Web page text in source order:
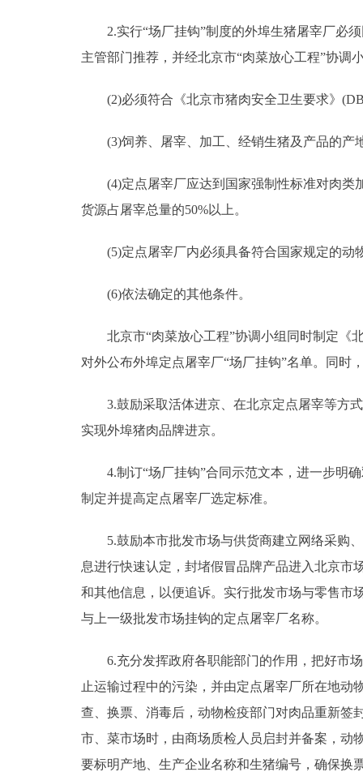
2.实行“场厂挂钩”制度的外埠生猪屠宰厂必须
主管部门推荐，并经北京市“肉菜放心工程”协调
(2)必须符合《北京市猪肉安全卫生要求》
(3)饲养、屠宰、加工、经销生猪及产品的产
(4)定点屠宰厂应达到国家强制性标准对肉类
货源占屠宰总量的50%以上。
(5)定点屠宰厂内必须具备符合国家规定的动
(6)依法确定的其他条件。
北京市“肉菜放心工程”协调小组同时制定《北
对外公布外埠定点屠宰厂“场厂挂钩”名单。同时
3.鼓励采取活体进京、在北京定点屠宰等方式
实现外埠猪肉品牌进京。
4.制订“场厂挂钩”合同示范文本，进一步明确
制定并提高定点屠宰厂选定标准。
5.鼓励本市批发市场与供货商建立网络采购、
息进行快速认定，封堵假冒品牌产品进入北京市
和其他信息，以便追诉。实行批发市场与零售市
与上一级批发市场挂钩的定点屠宰厂名称。
6.充分发挥政府各职能部门的作用，把好市场
止运输过程中的污染，并由定点屠宰厂所在地
查、换票、消毒后，动物检疫部门对肉品重新签
市、菜市场时，由商场质检人员启封并备案，动
要标明产地、生产企业名称和生猪编号，确保换